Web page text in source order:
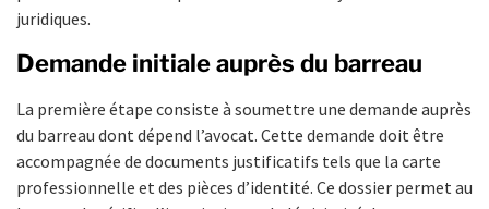
juridiques.
Demande initiale auprès du barreau
La première étape consiste à soumettre une demande auprès
du barreau dont dépend l’avocat. Cette demande doit être
accompagnée de documents justificatifs tels que la carte
professionnelle et des pièces d’identité. Ce dossier permet au